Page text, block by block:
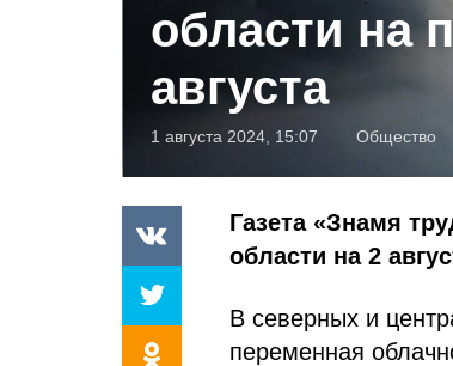
области на
августа
1 августа 2024, 15:07 Общество
Газета «Знамя
области на 2
В северных и
переменная